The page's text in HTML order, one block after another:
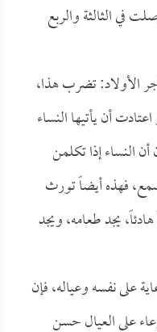
في الثالثة والربع
الأولاد: تضرب هذا،
أن يأتيها النساء
النساء إذا تكلمن
فهذه أيضاً تورث
يجد طعامه، ويجد
على نفسه وعياله، فإن
على العيال حسن